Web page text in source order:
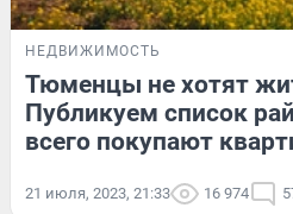
НЕДВИЖИМОСТЬ
Тюменцы не хотят
Публикуем список
всего покупают
21 июля, 2023, 21:33 16 974